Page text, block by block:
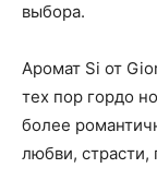
выбора.
Аромат Si от
тех пор гордо
более
любви,